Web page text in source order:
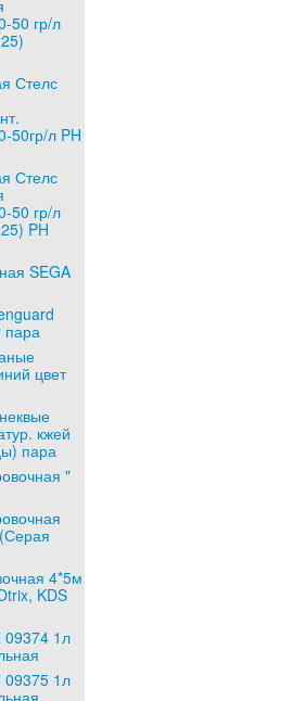
50 гр/л
Стелс
50гр/л PH
Стелс
50 гр/л
PH
SEGA
пара
цвет
кжей
пара
"
4*5м
KDS
09374 1л
09375 1л